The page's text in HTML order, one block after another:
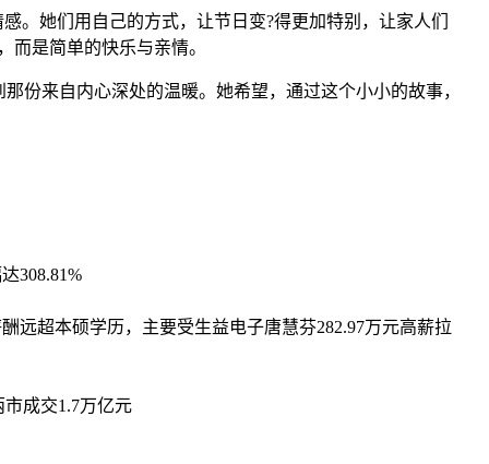
。她们用自己的方式，让节日变?得更加特别，让家人们
是简单的快乐与亲情。
份来自内心深处的温暖。她希望，通过这个小小的故事，
308.81%
远超本硕学历，主要受生益电子唐慧芬282.97万元高薪拉
成交1.7万亿元